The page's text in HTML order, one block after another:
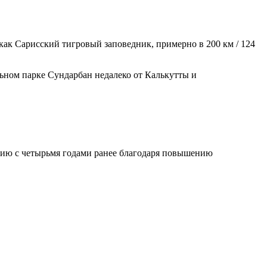
Сарисский тигровый заповедник, примерно в 200 км / 124
парке Сундарбан недалеко от Калькутты и
с четырьмя годами ранее благодаря повышению